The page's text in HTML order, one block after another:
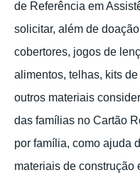
de Referência em
solicitar, além de
cobertores, jogos de
alimentos, telhas, kits
outros materiais
das famílias no Cartão
por família, como ajuda
materiais de construção